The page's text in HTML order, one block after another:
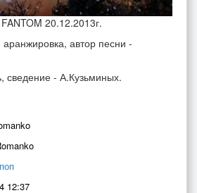
20.12.2013г.
автор песни -
сведение - А.Кузьминых.
12:37